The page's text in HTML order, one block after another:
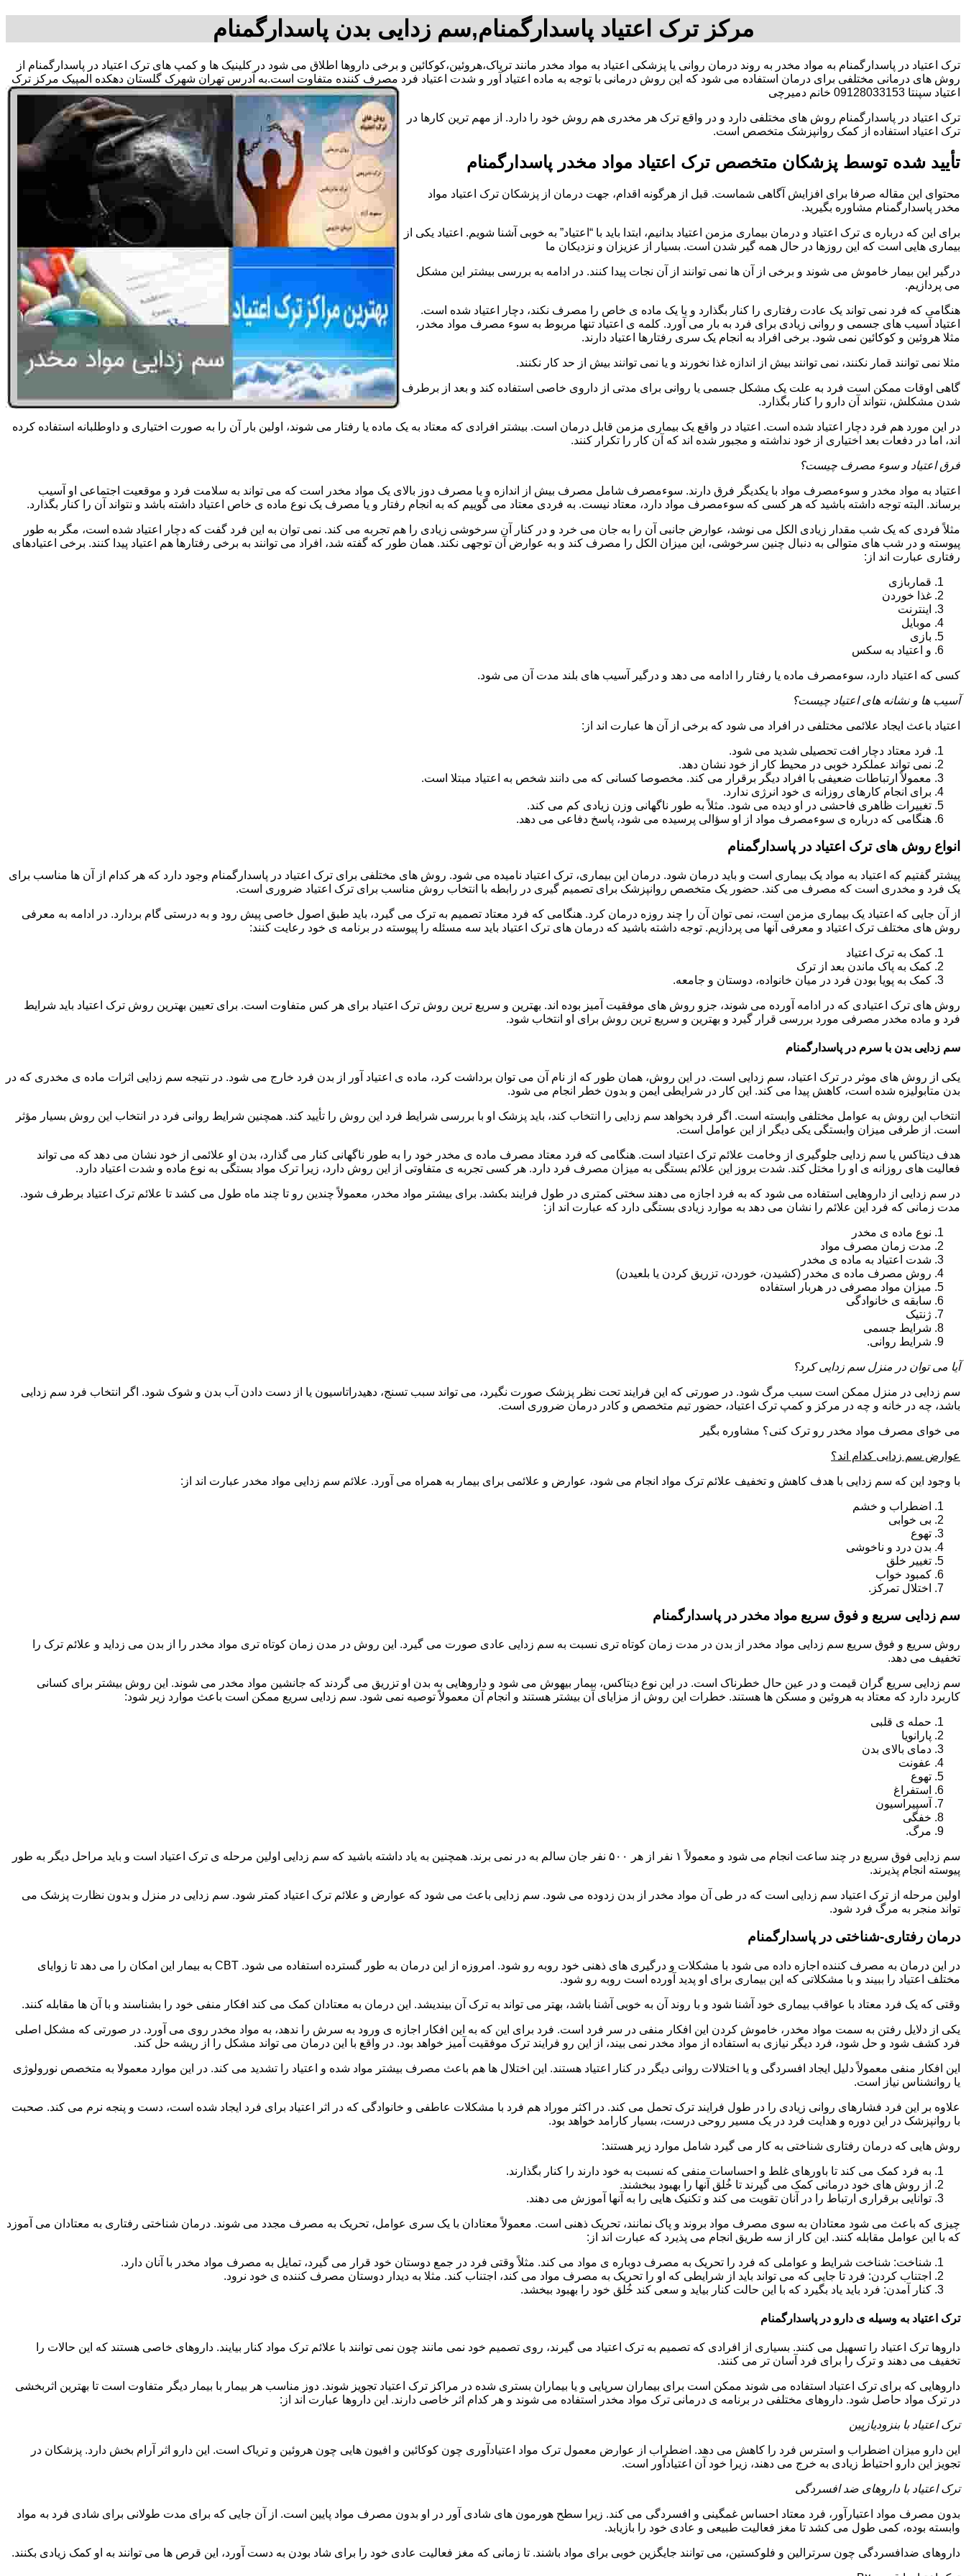
مرکز ترک اعتیاد پاسدارگمنام,سم زدایی بدن پاسدارگمنام
ترک اعتیاد در پاسدارگمنام به مواد مخدر به روند درمان روانی یا پزشکی اعتیاد به مواد مخدر مانند تریاک،هروئین،کوکائین و برخی داروها اطلاق می شود در کلینیک ها و کمپ های ترک اعتیاد در پاسدارگمنام از
روش های درمانی مختلفی برای درمان استفاده می شود که این روش درمانی با توجه به ماده اعتیاد آور و شدت اعتیاد فرد مصرف کننده متفاوت است.به آدرس تهران شهرک گلستان دهکده المپیک مرکز ترک
اعتیاد سپنتا 09128033153 خانم دمیرچی
ترک اعتیاد در پاسدارگمنام روش های مختلفی دارد و در واقع ترک هر مخدری هم روش خود را دارد. از مهم ترین کارها در
ترک اعتیاد استفاده از کمک روانپزشک متخصص است.
تأیید شده توسط پزشکان متخصص ترک اعتیاد مواد مخدر پاسدارگمنام
محتوای این مقاله صرفا برای افزایش آگاهی شماست. قبل از هرگونه اقدام، جهت درمان از پزشکان ترک اعتیاد مواد
مخدر پاسدارگمنام مشاوره بگیرید.
برای این که درباره ی ترک اعتیاد و درمان بیماری مزمن اعتیاد بدانیم، ابتدا باید با “اعتیاد” به خوبی آشنا شویم. اعتیاد یکی از
بیماری هایی است که این روزها در حال همه گیر شدن است. بسیار از عزیزان و نزدیکان ما
درگیر این بیمار خاموش می شوند و برخی از آن ها نمی توانند از آن نجات پیدا کنند. در ادامه به بررسی بیشتر این مشکل
می پردازیم.
هنگامی که فرد نمی تواند یک عادت رفتاری را کنار بگذارد و یا یک ماده ی خاص را مصرف نکند، دچار اعتیاد شده است.
اعتیاد آسیب های جسمی و روانی زیادی برای فرد به بار می آورد. کلمه ی اعتیاد تنها مربوط به سوء مصرف مواد مخدر،
مثلا هروئین و کوکائین نمی شود. برخی افراد به انجام یک سری رفتارها اعتیاد دارند.
مثلا نمی توانند قمار نکنند، نمی توانند بیش از اندازه غذا نخورند و یا نمی توانند بیش از حد کار نکنند.
گاهی اوقات ممکن است فرد به علت یک مشکل جسمی یا روانی برای مدتی از داروی خاصی استفاده کند و بعد از برطرف
شدن مشکلش، نتواند آن دارو را کنار بگذارد.
در این مورد هم فرد دچار اعتیاد شده است. اعتیاد در واقع یک بیماری مزمن قابل درمان است. بیشتر افرادی که معتاد به یک ماده یا رفتار می شوند، اولین بار آن را به صورت اختیاری و داوطلبانه استفاده کرده
اند، اما در دفعات بعد اختیاری از خود نداشته و مجبور شده اند که آن کار را تکرار کنند.
فرق اعتیاد و سوء مصرف چیست؟
اعتیاد به مواد مخدر و سوءمصرف مواد با یکدیگر فرق دارند. سوءمصرف شامل مصرف بیش از اندازه و یا مصرف دوز بالای یک مواد مخدر است که می تواند به سلامت فرد و موقعیت اجتماعی او آسیب
برساند. البته توجه داشته باشید که هر کسی که سوءمصرف مواد دارد، معتاد نیست. به فردی معتاد می گوییم که به انجام رفتار و یا مصرف یک نوع ماده ی خاص اعتیاد داشته باشد و نتواند آن را کنار بگذارد.
مثلاً فردی که یک شب مقدار زیادی الکل می نوشد، عوارض جانبی آن را به جان می خرد و در کنار آن سرخوشی زیادی را هم تجربه می کند. نمی توان به این فرد گفت که دچار اعتیاد شده است، مگر به طور
پیوسته و در شب های متوالی به دنبال چنین سرخوشی، این میزان الکل را مصرف کند و به عوارض آن توجهی نکند. همان طور که گفته شد، افراد می توانند به برخی رفتارها هم اعتیاد پیدا کنند. برخی اعتیادهای
رفتاری عبارت اند از:
قماربازی
غذا خوردن
اینترنت
موبایل
بازی
و اعتیاد به سکس
کسی که اعتیاد دارد، سوءمصرف ماده یا رفتار را ادامه می دهد و درگیر آسیب های بلند مدت آن می شود.
آسیب ها و نشانه های اعتیاد چیست؟
اعتیاد باعث ایجاد علائمی مختلفی در افراد می شود که برخی از آن ها عبارت اند از:
فرد معتاد دچار افت تحصیلی شدید می شود.
نمی تواند عملکرد خوبی در محیط کار از خود نشان دهد.
معمولاً ارتباطات ضعیفی با افراد دیگر برقرار می کند. مخصوصا کسانی که می دانند شخص به اعتیاد مبتلا است.
برای انجام کارهای روزانه ی خود انرژی ندارد.
تغییرات ظاهری فاحشی در او دیده می شود. مثلاً به طور ناگهانی وزن زیادی کم می کند.
هنگامی که درباره ی سوءمصرف مواد از او سؤالی پرسیده می شود، پاسخ دفاعی می دهد.
انواع روش های ترک اعتیاد در پاسدارگمنام
پیشتر گفتیم که اعتیاد به مواد یک بیماری است و باید درمان شود. درمان این بیماری، ترک اعتیاد نامیده می شود. روش های مختلفی برای ترک اعتیاد در پاسدارگمنام وجود دارد که هر کدام از آن ها مناسب برای
یک فرد و مخدری است که مصرف می کند. حضور یک متخصص روانپزشک برای تصمیم گیری در رابطه با انتخاب روش مناسب برای ترک اعتیاد ضروری است.
از آن جایی که اعتیاد یک بیماری مزمن است، نمی توان آن را چند روزه درمان کرد. هنگامی که فرد معتاد تصمیم به ترک می گیرد، باید طبق اصول خاصی پیش رود و به درستی گام بردارد. در ادامه به معرفی
روش های مختلف ترک اعتیاد و معرفی آنها می پردازیم. توجه داشته باشید که درمان های ترک اعتیاد باید سه مسئله را پیوسته در برنامه ی خود رعایت کنند:
کمک به ترک اعتیاد
کمک به پاک ماندن بعد از ترک
کمک به پویا بودن فرد در میان خانواده، دوستان و جامعه.
روش های ترک اعتیادی که در ادامه آورده می شوند، جزو روش های موفقیت آمیز بوده اند. بهترین و سریع ترین روش ترک اعتیاد برای هر کس متفاوت است. برای تعیین بهترین روش ترک اعتیاد باید شرایط
فرد و ماده مخدر مصرفی مورد بررسی قرار گیرد و بهترین و سریع ترین روش برای او انتخاب شود.
سم زدایی بدن با سرم در پاسدارگمنام
یکی از روش های موثر در ترک اعتیاد، سم زدایی است. در این روش، همان طور که از نام آن می توان برداشت کرد، ماده ی اعتیاد آور از بدن فرد خارج می شود. در نتیجه سم زدایی اثرات ماده ی مخدری که در
بدن متابولیزه شده است، کاهش پیدا می کند. این کار در شرایطی ایمن و بدون خطر انجام می شود.
انتخاب این روش به عوامل مختلفی وابسته است. اگر فرد بخواهد سم زدایی را انتخاب کند، باید پزشک او با بررسی شرایط فرد این روش را تأیید کند. همچنین شرایط روانی فرد در انتخاب این روش بسیار مؤثر
است. از طرفی میزان وابستگی یکی دیگر از این عوامل است.
هدف دیتاکس یا سم زدایی جلوگیری از وخامت علائم ترک اعتیاد است. هنگامی که فرد معتاد مصرف ماده ی مخدر خود را به طور ناگهانی کنار می گذارد، بدن او علائمی از خود نشان می دهد که می تواند
فعالیت های روزانه ی او را مختل کند. شدت بروز این علائم بستگی به میزان مصرف فرد دارد. هر کسی تجربه ی متفاوتی از این روش دارد، زیرا ترک مواد بستگی به نوع ماده و شدت اعتیاد دارد.
در سم زدایی از داروهایی استفاده می شود که به فرد اجازه می دهند سختی کمتری در طول فرایند بکشد. برای بیشتر مواد مخدر، معمولاً چندین رو تا چند ماه طول می کشد تا علائم ترک اعتیاد برطرف شود.
مدت زمانی که فرد این علائم را نشان می دهد به موارد زیادی بستگی دارد که عبارت اند از:
نوع ماده ی مخدر
مدت زمان مصرف مواد
شدت اعتیاد به ماده ی مخدر
روش مصرف ماده ی مخدر (کشیدن، خوردن، تزریق کردن یا بلعیدن)
میزان مواد مصرفی در هربار استفاده
سابقه ی خانوادگی
ژنتیک
شرایط جسمی
شرایط روانی.
آیا می توان در منزل سم زدایی کرد؟
سم زدایی در منزل ممکن است سبب مرگ شود. در صورتی که این فرایند تحت نظر پزشک صورت نگیرد، می تواند سبب تسنج، دهیدراتاسیون یا از دست دادن آب بدن و شوک شود. اگر انتخاب فرد سم زدایی
باشد، چه در خانه و چه در مرکز و کمپ ترک اعتیاد، حضور تیم متخصص و کادر درمان ضروری است.
می خوای مصرف مواد مخدر رو ترک کنی؟ مشاوره بگیر
عوارض سم زدایی کدام اند؟
با وجود این که سم زدایی با هدف کاهش و تخفیف علائم ترک مواد انجام می شود، عوارض و علائمی برای بیمار به همراه می آورد. علائم سم زدایی مواد مخدر عبارت اند از:
اضطراب و خشم
بی خوابی
تهوع
بدن درد و ناخوشی
تغییر خلق
کمبود خواب
اختلال تمرکز.
سم زدایی سریع و فوق سریع مواد مخدر در پاسدارگمنام
روش سریع و فوق سریع سم زدایی مواد مخدر از بدن در مدت زمان کوتاه تری نسبت به سم زدایی عادی صورت می گیرد. این روش در مدن زمان کوتاه تری مواد مخدر را از بدن می زداید و علائم ترک را
تخفیف می دهد.
سم زدایی سریع گران قیمت و در عین حال خطرناک است. در این نوع دیتاکس، بیمار بیهوش می شود و داروهایی به بدن او تزریق می گردند که جانشین مواد مخدر می شوند. این روش بیشتر برای کسانی
کاربرد دارد که معتاد به هروئین و مسکن ها هستند. خطرات این روش از مزایای آن بیشتر هستند و انجام آن معمولاً توصیه نمی شود. سم زدایی سریع ممکن است باعث موارد زیر شود:
حمله ی قلبی
پارانویا
دمای بالای بدن
عفونت
تهوع
استفراغ
آسپیراسیون
خفگی
مرگ.
سم زدایی فوق سریع در چند ساعت انجام می شود و معمولاً ۱ نفر از هر ۵۰۰ نفر جان سالم به در نمی برند. همچنین به یاد داشته باشید که سم زدایی اولین مرحله ی ترک اعتیاد است و باید مراحل دیگر به طور
پیوسته انجام پذیرند.
اولین مرحله از ترک اعتیاد سم زدایی است که در طی آن مواد مخدر از بدن زدوده می شود. سم زدایی باعث می شود که عوارض و علائم ترک اعتیاد کمتر شود. سم زدایی در منزل و بدون نظارت پزشک می
تواند منجر به مرگ فرد شود.
درمان رفتاری-شناختی در پاسدارگمنام
در این درمان به مصرف کننده اجازه داده می شود با مشکلات و درگیری های ذهنی خود روبه رو شود. امروزه از این درمان به طور گسترده استفاده می شود. CBT به بیمار این امکان را می دهد تا زوایای
مختلف اعتیاد را ببیند و با مشکلاتی که این بیماری برای او پدید آورده است روبه رو شود.
وقتی که یک فرد معتاد با عواقب بیماری خود آشنا شود و با روند آن به خوبی آشنا باشد، بهتر می تواند به ترک آن بیندیشد. این درمان به معتادان کمک می کند افکار منفی خود را بشناسند و با آن ها مقابله کنند.
یکی از دلایل رفتن به سمت مواد مخدر، خاموش کردن این افکار منفی در سر فرد است. فرد برای این که به این افکار اجازه ی ورود به سرش را ندهد، به مواد مخدر روی می آورد. در صورتی که مشکل اصلی
فرد کشف شود و حل شود، فرد دیگر نیازی به استفاده از مواد مخدر نمی بیند، از این رو فرایند ترک موفقیت آمیز خواهد بود. در واقع با این درمان می تواند مشکل را از ریشه حل کند.
این افکار منفی معمولاً دلیل ایجاد افسردگی و یا اختلالات روانی دیگر در کنار اعتیاد هستند. این اختلال ها هم باعث مصرف بیشتر مواد شده و اعتیاد را تشدید می کند. در این موارد معمولا به متخصص نورولوژی
یا روانشناس نیاز است.
علاوه بر این فرد فشارهای روانی زیادی را در طول فرایند ترک تحمل می کند. در اکثر موراد هم فرد با مشکلات عاطفی و خانوادگی که در اثر اعتیاد برای فرد ایجاد شده است، دست و پنجه نرم می کند. صحبت
با روانپزشک در این دوره و هدایت فرد در یک مسیر روحی درست، بسیار کارامد خواهد بود.
روش هایی که درمان رفتاری شناختی به کار می گیرد شامل موارد زیر هستند:
به فرد کمک می کند تا باورهای غلط و احساسات منفی که نسبت به خود دارند را کنار بگذارند.
از روش های خود درمانی کمک می گیرند تا خُلق آنها را بهبود ببخشند.
توانایی برقراری ارتباط را در آنان تقویت می کند و تکنیک هایی را به آنها آموزش می دهند.
چیزی که باعث می شود معتادان به سوی مصرف مواد بروند و پاک نمانند، تحریک ذهنی است. معمولاً معتادان با یک سری عوامل، تحریک به مصرف مجدد می شوند. درمان شناختی رفتاری به معتادان می آموزد
که با این عوامل مقابله کنند. این کار از سه طریق انجام می پذیرد که عبارت اند از:
شناخت: شناخت شرایط و عواملی که فرد را تحریک به مصرف دوباره ی مواد می کند. مثلاً وقتی فرد در جمع دوستان خود قرار می گیرد، تمایل به مصرف مواد مخدر با آنان دارد.
اجتناب کردن: فرد تا جایی که می تواند باید از شرایطی که او را تحریک به مصرف مواد می کند، اجتناب کند. مثلا به دیدار دوستان مصرف کننده ی خود نرود.
کنار آمدن: فرد باید یاد بگیرد که با این حالت کنار بیاید و سعی کند خُلق خود را بهبود ببخشد.
ترک اعتیاد به وسیله ی دارو در پاسدارگمنام
داروها ترک اعتیاد را تسهیل می کنند. بسیاری از افرادی که تصمیم به ترک اعتیاد می گیرند، روی تصمیم خود نمی مانند چون نمی توانند با علائم ترک مواد کنار بیایند. داروهای خاصی هستند که این حالات را
تخفیف می دهند و ترک را برای فرد آسان تر می کنند.
داروهایی که برای ترک اعتیاد استفاده می شوند ممکن است برای بیماران سرپایی و یا بیماران بستری شده در مراکز ترک اعتیاد تجویز شوند. دوز مناسب هر بیمار با بیمار دیگر متفاوت است تا بهترین اثربخشی
در ترک مواد حاصل شود. داروهای مختلفی در برنامه ی درمانی ترک مواد مخدر استفاده می شوند و هر کدام اثر خاصی دارند. این داروها عبارت اند از:
ترک اعتیاد با بنزودیازپین
این دارو میزان اضطراب و استرس فرد را کاهش می دهد. اضطراب از عوارض معمول ترک مواد اعتیادآوری چون کوکائین و افیون هایی چون هروئین و تریاک است. این دارو اثر آرام بخش دارد. پزشکان در
تجویز این دارو احتیاط زیادی به خرج می دهند، زیرا خود آن اعتیادآور است.
ترک اعتیاد با داروهای ضد افسردگی
بدون مصرف مواد اعتیارآور، فرد معتاد احساس غمگینی و افسردگی می کند. زیرا سطح هورمون های شادی آور در او بدون مصرف مواد پایین است. از آن جایی که برای مدت طولانی برای شادی فرد به مواد
وابسته بوده، کمی طول می کشد تا مغز فعالیت طبیعی و عادی خود را بازیابد.
داروهای ضدافسردگی چون سرترالین و فلوکستین، می توانند جایگزین خوبی برای مواد باشند. تا زمانی که مغز فعالیت عادی خود را برای شاد بودن به دست آورد، این قرص ها می توانند به او کمک زیادی بکنند.